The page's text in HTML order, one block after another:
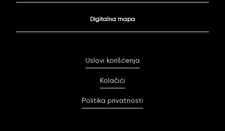
Digitalna mapa
Uslovi korišćenja
Kolačići
Politika privatnosti